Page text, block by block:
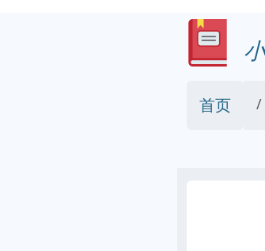
首页